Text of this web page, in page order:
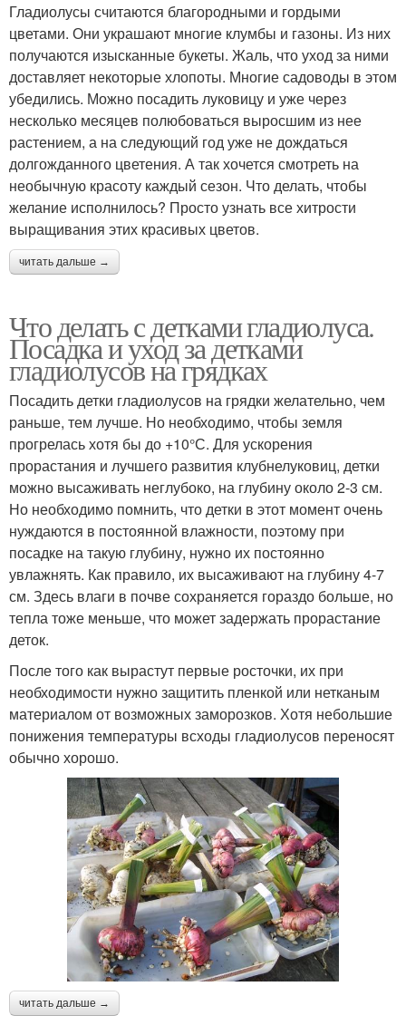
Гладиолусы считаются благородными и гордыми
цветами. Они украшают многие клумбы и газоны. Из них
получаются изысканные букеты. Жаль, что уход за ними
доставляет некоторые хлопоты. Многие садоводы в этом
убедились. Можно посадить луковицу и уже через
несколько месяцев полюбоваться выросшим из нее
растением, а на следующий год уже не дождаться
долгожданного цветения. А так хочется смотреть на
необычную красоту каждый сезон. Что делать, чтобы
желание исполнилось? Просто узнать все хитрости
выращивания этих красивых цветов.
читать дальше →
Что делать с детками гладиолуса.
Посадка и уход за детками
гладиолусов на грядках
Посадить детки гладиолусов на грядки желательно, чем
раньше, тем лучше. Но необходимо, чтобы земля
прогрелась хотя бы до +10°С. Для ускорения
прорастания и лучшего развития клубнелуковиц, детки
можно высаживать неглубоко, на глубину около 2-3 см.
Но необходимо помнить, что детки в этот момент очень
нуждаются в постоянной влажности, поэтому при
посадке на такую глубину, нужно их постоянно
увлажнять. Как правило, их высаживают на глубину 4-7
см. Здесь влаги в почве сохраняется гораздо больше, но
тепла тоже меньше, что может задержать прорастание
деток.
После того как вырастут первые росточки, их при
необходимости нужно защитить пленкой или нетканым
материалом от возможных заморозков. Хотя небольшие
понижения температуры всходы гладиолусов переносят
обычно хорошо.
читать дальше →